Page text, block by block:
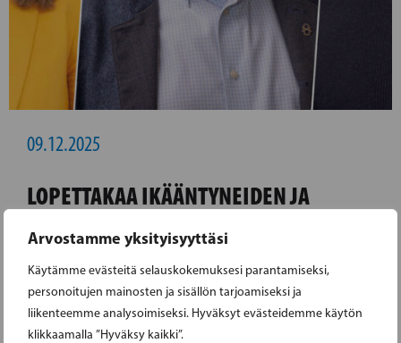
Arvostamme yksityisyyttäsi
Käytämme evästeitä selauskokemuksesi parantamiseksi,
personoitujen mainosten ja sisällön tarjoamiseksi ja
liikenteemme analysoimiseksi. Hyväksyt evästeidemme käytön
klikkaamalla ”Hyväksy kaikki”.
09.12.2025
LOPETTAKAA IKÄÄNTYNEIDEN JA
VAMMAISTEN PAKOTTAMINEN
MATKUSTAMAAN KYMMENIÄ
KILOMETREJÄ APUVÄLINEIDENSÄ
VUOKSI!